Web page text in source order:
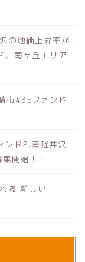
の地価上昇率が
、南ヶ丘エリア
市#35ファンド
ンドPJ南軽井沢
開始！！
る 新しい